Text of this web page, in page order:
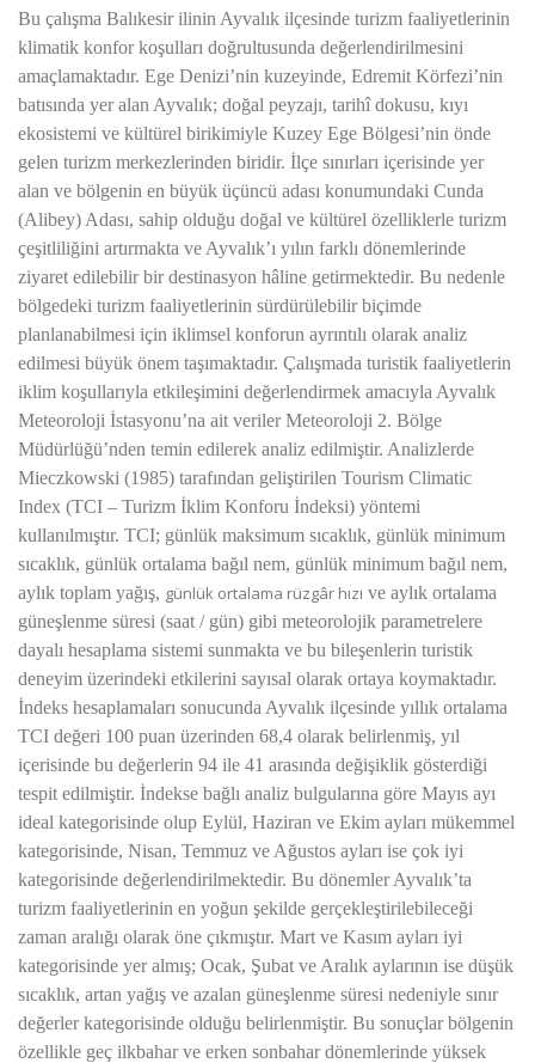
Bu çalışma Balıkesir ilinin Ayvalık ilçesinde turizm faaliyetlerinin
klimatik konfor koşulları doğrultusunda değerlendirilmesini
amaçlamaktadır. Ege Denizi’nin kuzeyinde, Edremit Körfezi’nin
batısında yer alan Ayvalık; doğal peyzajı, tarihî dokusu, kıyı
ekosistemi ve kültürel birikimiyle Kuzey Ege Bölgesi’nin önde
gelen turizm merkezlerinden biridir. İlçe sınırları içerisinde yer
alan ve bölgenin en büyük üçüncü adası konumundaki Cunda
(Alibey) Adası, sahip olduğu doğal ve kültürel özelliklerle turizm
çeşitliliğini artırmakta ve Ayvalık’ı yılın farklı dönemlerinde
ziyaret edilebilir bir destinasyon hâline getirmektedir. Bu nedenle
bölgedeki turizm faaliyetlerinin sürdürülebilir biçimde
planlanabilmesi için iklimsel konforun ayrıntılı olarak analiz
edilmesi büyük önem taşımaktadır. Çalışmada turistik faaliyetlerin
iklim koşullarıyla etkileşimini değerlendirmek amacıyla Ayvalık
Meteoroloji İstasyonu’na ait veriler Meteoroloji 2. Bölge
Müdürlüğü’nden temin edilerek analiz edilmiştir. Analizlerde
Mieczkowski (1985) tarafından geliştirilen Tourism Climatic
Index (TCI – Turizm İklim Konforu İndeksi) yöntemi
kullanılmıştır. TCI; günlük maksimum sıcaklık, günlük minimum
sıcaklık, günlük ortalama bağıl nem, günlük minimum bağıl nem,
aylık toplam yağış, günlük ortalama rüzgâr hızı ve aylık ortalama
güneşlenme süresi (saat / gün) gibi meteorolojik parametrelere
dayalı hesaplama sistemi sunmakta ve bu bileşenlerin turistik
deneyim üzerindeki etkilerini sayısal olarak ortaya koymaktadır.
İndeks hesaplamaları sonucunda Ayvalık ilçesinde yıllık ortalama
TCI değeri 100 puan üzerinden 68,4 olarak belirlenmiş, yıl
içerisinde bu değerlerin 94 ile 41 arasında değişiklik gösterdiği
tespit edilmiştir. İndekse bağlı analiz bulgularına göre Mayıs ayı
ideal kategorisinde olup Eylül, Haziran ve Ekim ayları mükemmel
kategorisinde, Nisan, Temmuz ve Ağustos ayları ise çok iyi
kategorisinde değerlendirilmektedir. Bu dönemler Ayvalık’ta
turizm faaliyetlerinin en yoğun şekilde gerçekleştirilebileceği
zaman aralığı olarak öne çıkmıştır. Mart ve Kasım ayları iyi
kategorisinde yer almış; Ocak, Şubat ve Aralık aylarının ise düşük
sıcaklık, artan yağış ve azalan güneşlenme süresi nedeniyle sınır
değerler kategorisinde olduğu belirlenmiştir. Bu sonuçlar bölgenin
özellikle geç ilkbahar ve erken sonbahar dönemlerinde yüksek